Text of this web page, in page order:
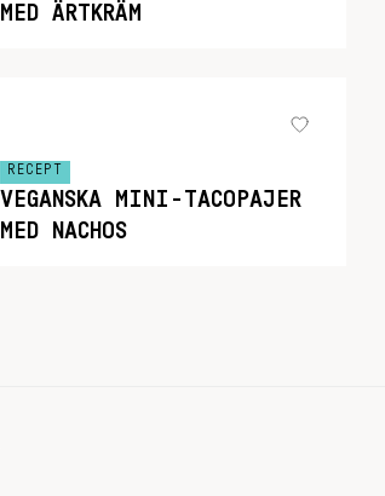
MED ÄRTKRÄM
RECEPT
VEGANSKA MINI-TACOPAJER
MED NACHOS